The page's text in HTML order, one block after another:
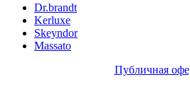
Dr.brandt
Kerluxe
Skeyndor
Massato
Публичная